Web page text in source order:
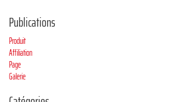
Publications
Produit
Affiliation
Page
Galerie